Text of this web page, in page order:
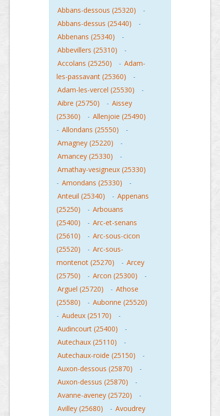
Abbans-dessous (25320)
-
Abbans-dessus (25440)
-
Abbenans (25340)
-
Abbevillers (25310)
-
Accolans (25250)
- Adam-
les-passavant (25360)
-
Adam-les-vercel (25530)
-
Aibre (25750)
- Aissey
(25360)
- Allenjoie (25490)
- Allondans (25550)
-
Amagney (25220)
-
Amancey (25330)
-
Amathay-vesigneux (25330)
- Amondans (25330)
-
Anteuil (25340)
- Appenans
(25250)
- Arbouans
(25400)
- Arc-et-senans
(25610)
- Arc-sous-cicon
(25520)
- Arc-sous-
montenot (25270)
- Arcey
(25750)
- Arcon (25300)
-
Arguel (25720)
- Athose
(25580)
- Aubonne (25520)
- Audeux (25170)
-
Audincourt (25400)
-
Autechaux (25110)
-
Autechaux-roide (25150)
-
Auxon-dessous (25870)
-
Auxon-dessus (25870)
-
Avanne-aveney (25720)
-
Avilley (25680)
- Avoudrey